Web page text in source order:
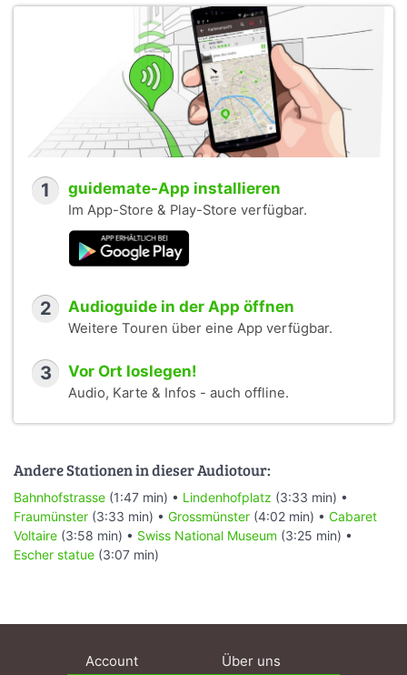
1 guidemate-App installieren
Im App-Store & Play-Store verfügbar.
2 Audioguide in der App öffnen
Weitere Touren über eine App verfügbar.
3 Vor Ort loslegen!
Audio, Karte & Infos - auch offline.
Andere Stationen in dieser Audiotour:
Bahnhofstrasse (1:47 min) • Lindenhofplatz (3:33 min) •
Fraumünster (3:33 min) • Grossmünster (4:02 min) • Cabaret
Voltaire (3:58 min) • Swiss National Museum (3:25 min) •
Escher statue (3:07 min)
Account Über uns